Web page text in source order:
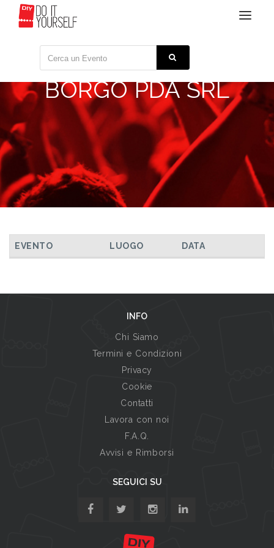
Toggle
BORGO PDA SRL
TUTTI GLI EVENTI
EVENTO LUOGO DATA
INFO
Chi Siamo
Termini e Condizioni
Privacy
Cookie
Contatti
Lavora con noi
F.A.Q.
Avvisi e Rimborsi
SEGUICI SU